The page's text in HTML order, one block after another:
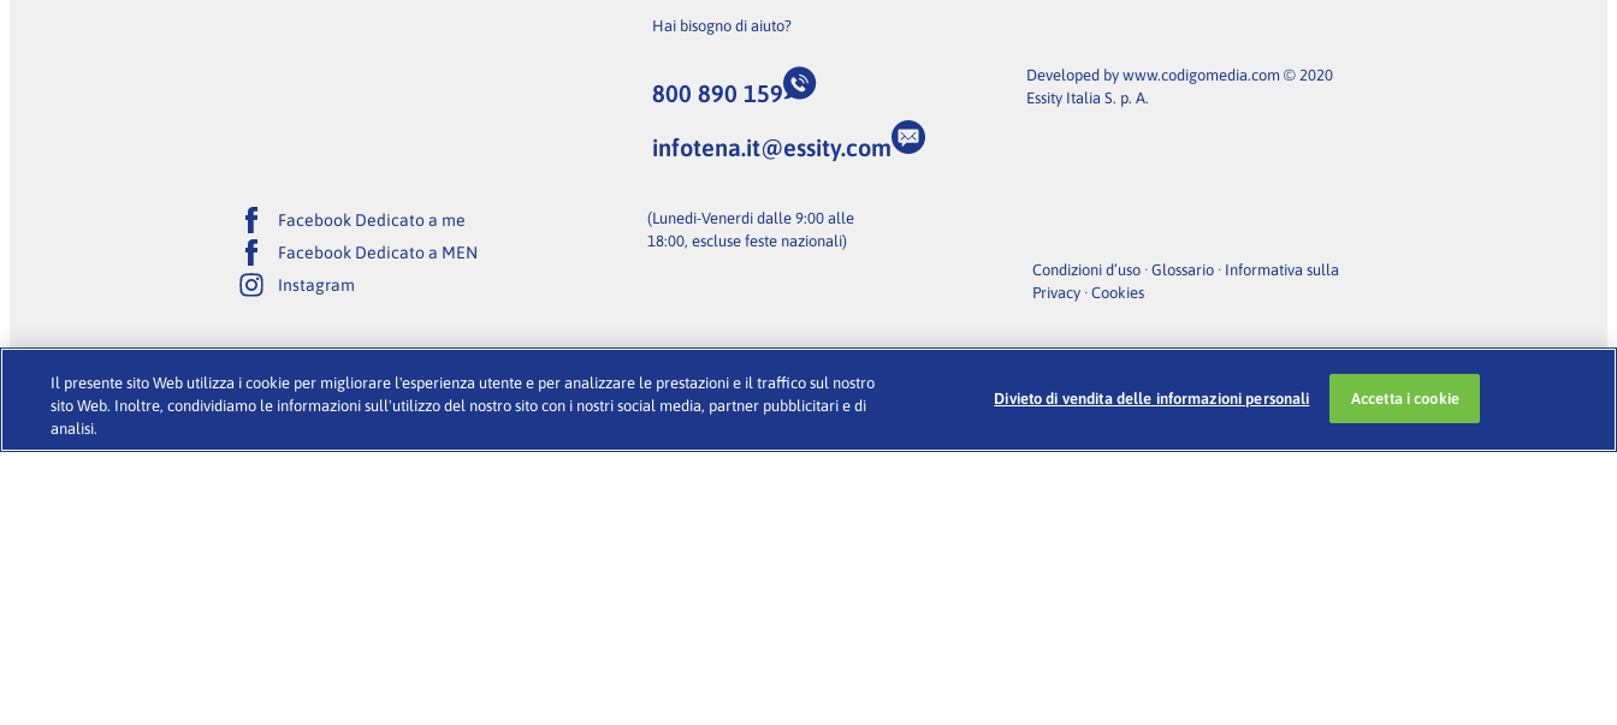
Hai bisogno di aiuto?
800 890 159
infotena.it@essity.com
Developed by www.codigomedia.com © 2020
Essity Italia S. p. A.
Facebook Dedicato a me
Facebook Dedicato a MEN
Instagram
(Lunedi-Venerdi dalle 9:00 alle
18:00, escluse feste nazionali)
Condizioni d’uso· Glossario· Informativa sulla
Privacy· Cookies
Il presente sito Web utilizza i cookie per migliorare l'esperienza utente e per analizzare le prestazioni e il traffico sul nostro
sito Web. Inoltre, condividiamo le informazioni sull'utilizzo del nostro sito con i nostri social media, partner pubblicitari e di
analisi.
Divieto di vendita delle informazioni personali Accetta i cookie